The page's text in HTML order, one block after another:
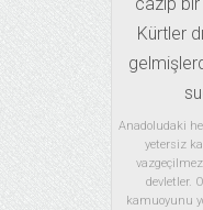
Anadoludaki
yetersiz
devletler.
kamuoyunu